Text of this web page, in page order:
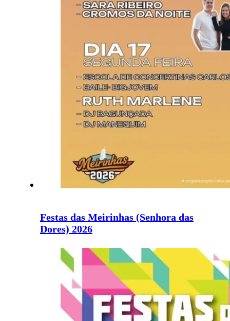
Festas das Meirinhas (Senhora das
Dores) 2026